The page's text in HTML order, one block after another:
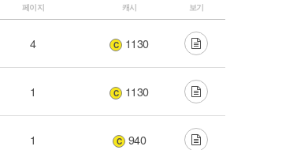
페이지 캐시 보기
4 C 1130
1 C 1130
1 C 940